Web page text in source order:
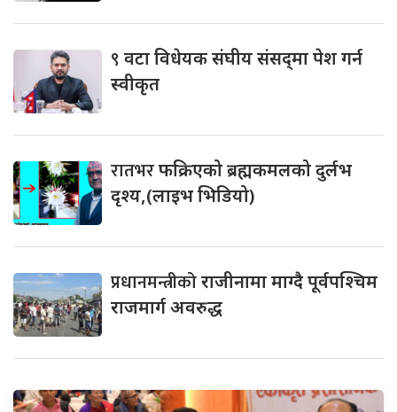
९ वटा विधेयक संघीय संसद्‌मा पेश गर्न
स्वीकृत
रातभरफक्रिएको ब्रह्मकमलको दुर्लभ
दृश्य,(लाइभ भिडियो)
प्रधानमन्त्रीकोराजीनामा माग्दै पूर्वपश्चिम
राजमार्ग अवरुद्ध